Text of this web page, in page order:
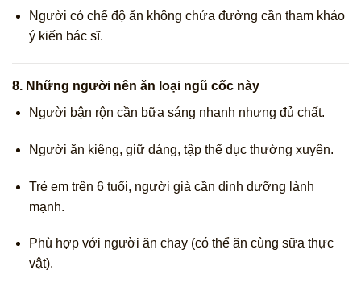
Người có chế độ ăn không chứa đường cần tham khảo
ý kiến bác sĩ.
8. Những người nên ăn loại ngũ cốc này
Người bận rộn cần bữa sáng nhanh nhưng đủ chất.
Người ăn kiêng, giữ dáng, tập thể dục thường xuyên.
Trẻ em trên 6 tuổi, người già cần dinh dưỡng lành
mạnh.
Phù hợp với người ăn chay (có thể ăn cùng sữa thực
vật).